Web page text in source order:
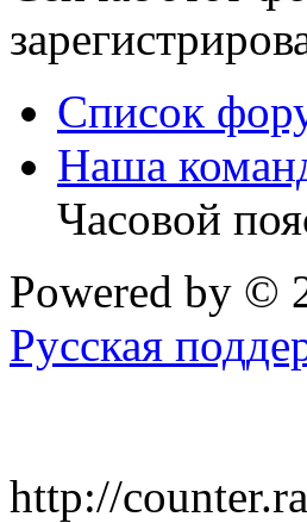
Список
Наша
Часовой
Powered by ©
Русская
http://